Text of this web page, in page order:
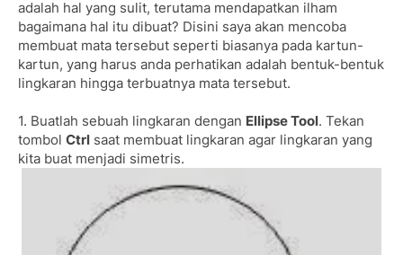
adalah hal yang sulit, terutama mendapatkan ilham
bagaimana hal itu dibuat? Disini saya akan mencoba
membuat mata tersebut seperti biasanya pada kartun-
kartun, yang harus anda perhatikan adalah bentuk-bentuk
lingkaran hingga terbuatnya mata tersebut.
1. Buatlah sebuah lingkaran dengan Ellipse Tool. Tekan
tombol Ctrl saat membuat lingkaran agar lingkaran yang
kita buat menjadi simetris.